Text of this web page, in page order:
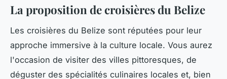
La proposition de croisières du Belize
Les croisières du Belize sont réputées pour leur
approche immersive à la culture locale. Vous aurez
l'occasion de visiter des villes pittoresques, de
déguster des spécialités culinaires locales et, bien